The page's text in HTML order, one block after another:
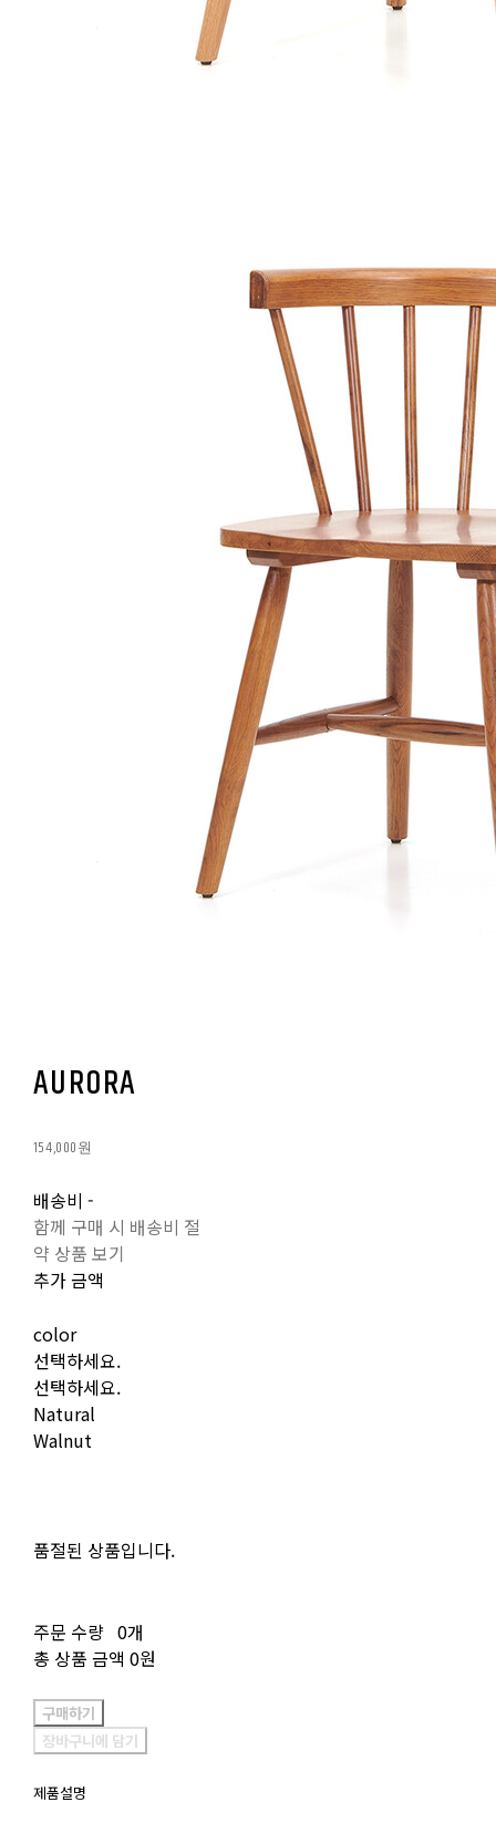
AURORA
154,000원
배송비 -
함께 구매 시 배송비 절
약 상품 보기
추가 금액
color
선택하세요.
선택하세요.
Natural
Walnut
품절된 상품입니다.
주문 수량 0개
총 상품 금액 0원
구매하기
장바구니에 담기
제품설명